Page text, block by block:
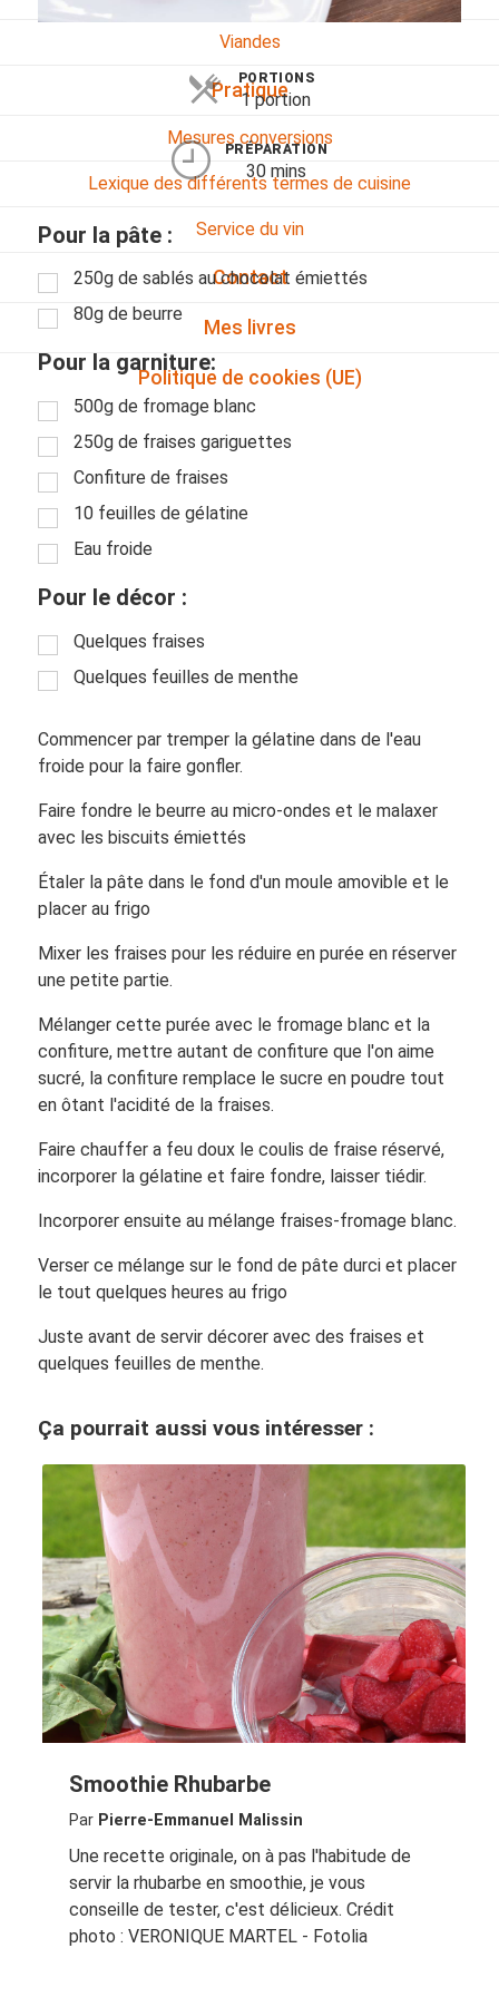
Viandes
Pratique
Mesures conversions
Lexique des différents termes de cuisine
Service du vin
Contact
Mes livres
Politique de cookies (UE)
PORTIONS
1 portion
PRÉPARATION
30 mins
Pour la pâte :
250g de sablés au chocolat émiettés
80g de beurre
Pour la garniture:
500g de fromage blanc
250g de fraises gariguettes
Confiture de fraises
10 feuilles de gélatine
Eau froide
Pour le décor :
Quelques fraises
Quelques feuilles de menthe
Commencer par tremper la gélatine dans de l'eau
froide pour la faire gonfler.
Faire fondre le beurre au micro-ondes et le malaxer
avec les biscuits émiettés
Étaler la pâte dans le fond d'un moule amovible et le
placer au frigo
Mixer les fraises pour les réduire en purée en réserver
une petite partie.
Mélanger cette purée avec le fromage blanc et la
confiture, mettre autant de confiture que l'on aime
sucré, la confiture remplace le sucre en poudre tout
en ôtant l'acidité de la fraises.
Faire chauffer a feu doux le coulis de fraise réservé,
incorporer la gélatine et faire fondre, laisser tiédir.
Incorporer ensuite au mélange fraises-fromage blanc.
Verser ce mélange sur le fond de pâte durci et placer
le tout quelques heures au frigo
Juste avant de servir décorer avec des fraises et
quelques feuilles de menthe.
Ça pourrait aussi vous intéresser :
Smoothie Rhubarbe
Par Pierre-Emmanuel Malissin
Une recette originale, on à pas l'habitude de
servir la rhubarbe en smoothie, je vous
conseille de tester, c'est délicieux. Crédit
photo : VERONIQUE MARTEL - Fotolia